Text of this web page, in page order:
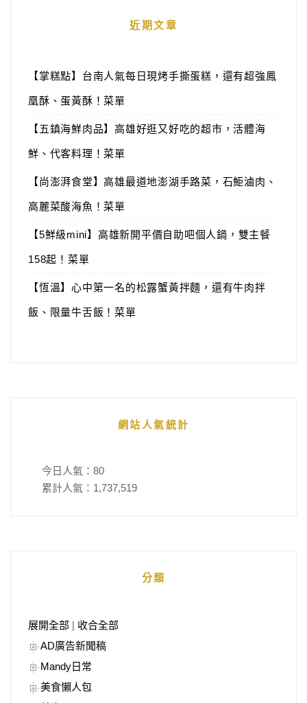
近期文章
【掌糕點】台南人氣每日現烤手撕蛋糕，還有超強鳳
凰酥、蛋黃酥！菜單
【五鎮海鮮肉品】高雄好逛又好吃的超市，活體海
鮮、代客料理！菜單
【尚澎湃食堂】高雄最道地澎湖手路菜，石鮔滷肉、
高麗菜酸海魚！菜單
【5鮮級mini】高雄新開平價自助吧個人鍋，雙主餐
158起！菜單
【恆溫】心中第一名的松露蟹黃拌麵，還有牛肉拌
飯、限量牛舌飯！菜單
網站人氣統計
今日人氣： 80
累計人氣： 1,737,519
分類
展開全部
收合全部
AD廣告新聞稿
Mandy日常
美食懶人包